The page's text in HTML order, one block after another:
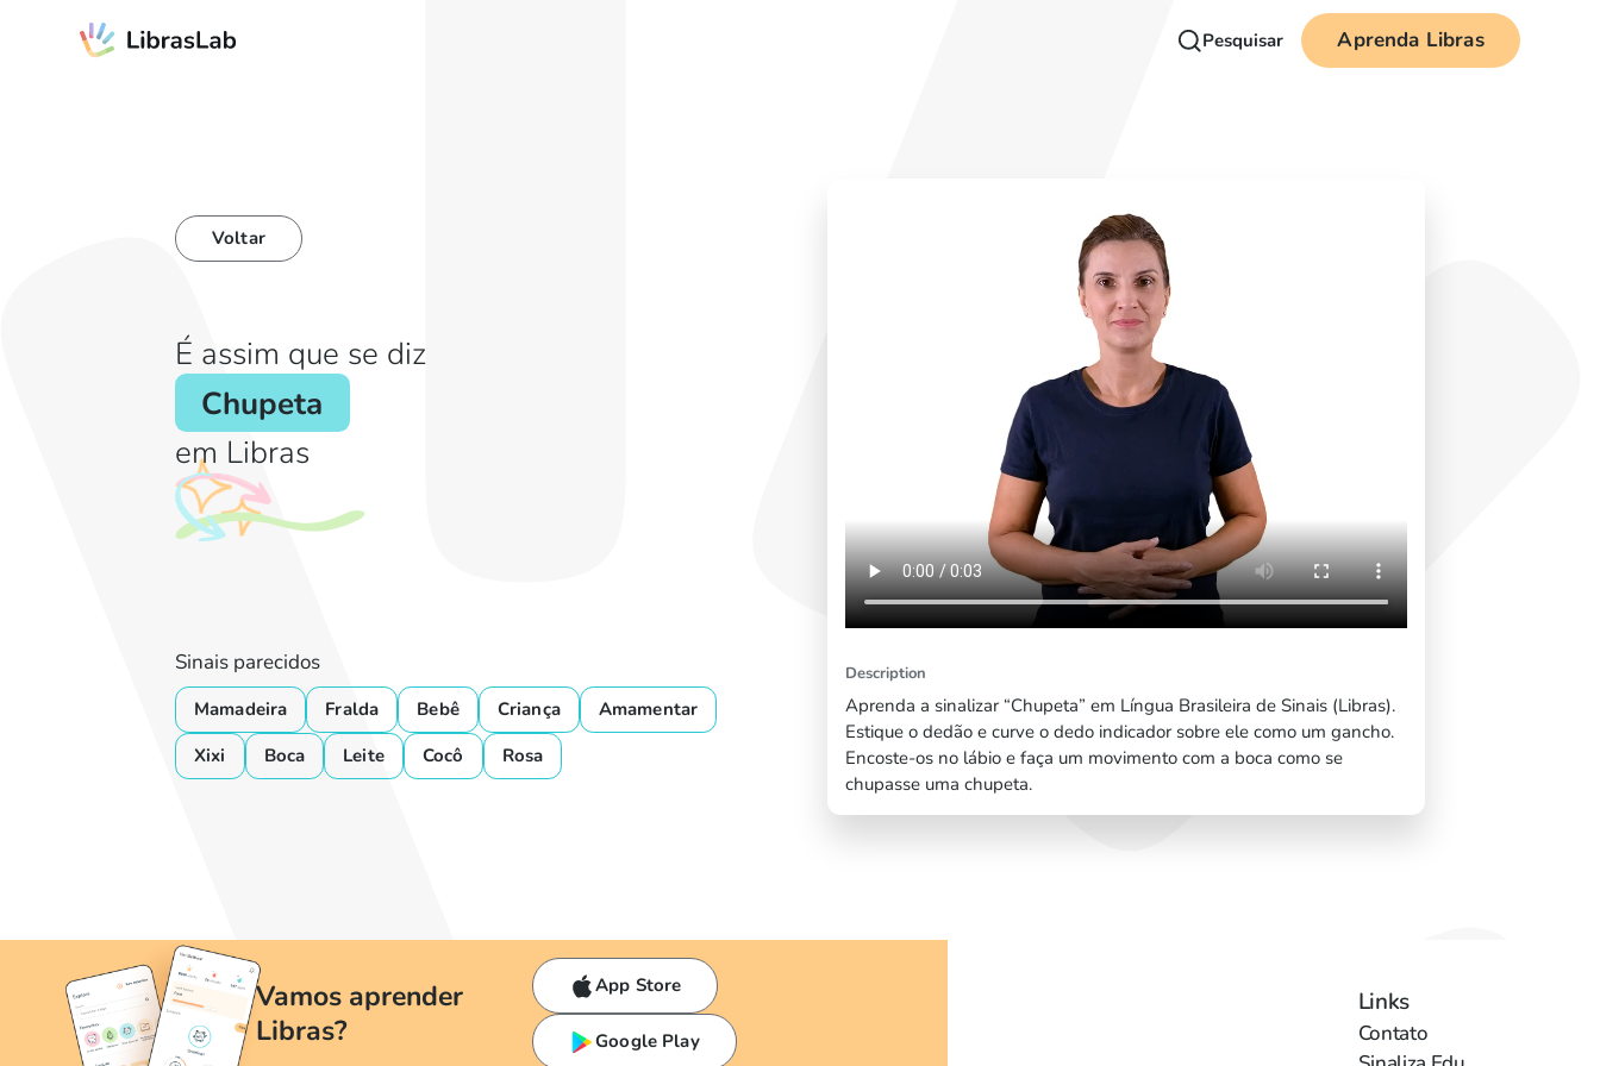
Pesquisar Aprenda Libras
Voltar
É assim que se diz
Chupeta
em Libras
Description
Aprenda a sinalizar “Chupeta” em Língua Brasileira de Sinais (Libras).
Estique o dedão e curve o dedo indicador sobre ele como um gancho.
Encoste-os no lábio e faça um movimento com a boca como se
chupasse uma chupeta.
Sinais parecidos
Mamadeira Fralda Bebê Criança
Amamentar
Xixi
Boca Leite Cocô Rosa
Vamos aprender
Libras?
App Store
Google Play
Links
Contato